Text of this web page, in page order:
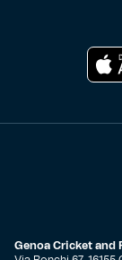
Genoa Cricket and